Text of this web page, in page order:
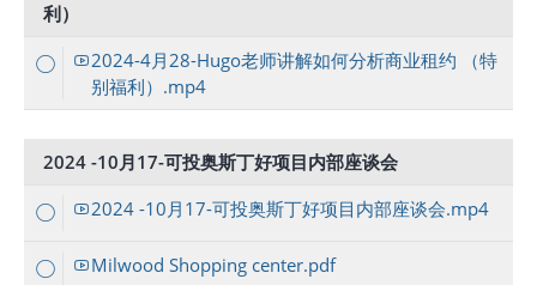
利）
2024-4月28-Hugo老师讲解如何分析商业租约 （特
别福利）.mp4
2024 -10月17-可投奥斯丁好项目内部座谈会
2024 -10月17-可投奥斯丁好项目内部座谈会.mp4
Milwood Shopping center.pdf